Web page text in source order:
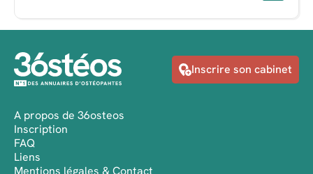
Inscrire son cabinet
A propos de 36osteos
Inscription
FAQ
Liens
Mentions légales & Contact